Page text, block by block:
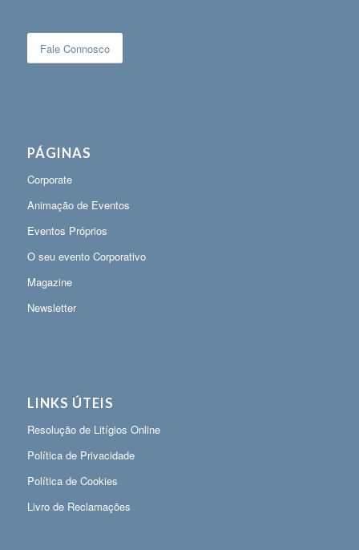
Fale Connosco
PÁGINAS
Corporate
Animação de Eventos
Eventos Próprios
O seu evento Corporativo
Magazine
Newsletter
LINKS ÚTEIS
Resolução de Litígios Online
Política de Privacidade
Política de Cookies
Livro de Reclamações